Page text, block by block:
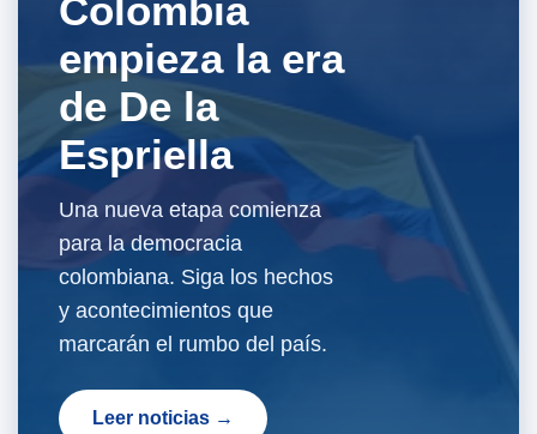
Colombia
empieza la era
de De la
Espriella
Una nueva etapa comienza
para la democracia
colombiana. Siga los hechos
y acontecimientos que
marcarán el rumbo del país.
Leer noticias →